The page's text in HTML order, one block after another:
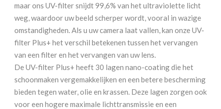
maar ons UV-filter snijdt 99,6% van het ultraviolette licht
weg, waardoor uw beeld scherper wordt, vooral in wazige
omstandigheden. Als u uw camera laat vallen, kan onze UV-
filter Plus+ het verschil betekenen tussen het vervangen
van een filter en het vervangen van uw lens.
De UV-filter Plus+ heeft 30 lagen nano-coating die het
schoonmaken vergemakkelijken en een betere bescherming
bieden tegen water, olie en krassen. Deze lagen zorgen ook
voor een hogere maximale lichttransmissie en een